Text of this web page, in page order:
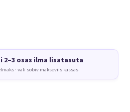
2–3 osas ilma lisatasuta
· vali sobiv makseviis kassas